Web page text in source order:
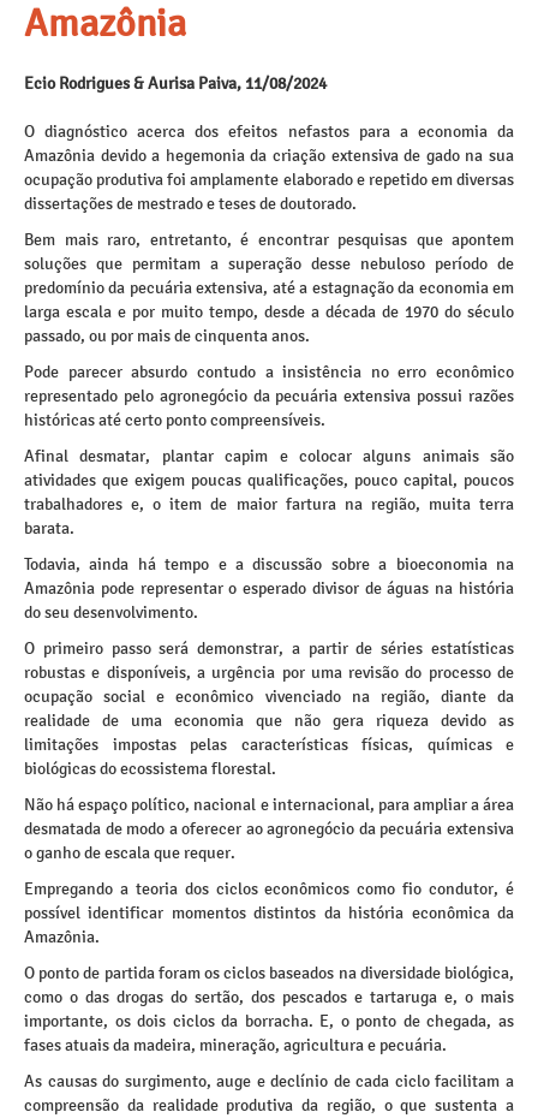
Amazônia
Ecio Rodrigues & Aurisa Paiva, 11/08/2024
O diagnóstico acerca dos efeitos nefastos para a economia da
Amazônia devido a hegemonia da criação extensiva de gado na sua
ocupação produtiva foi amplamente elaborado e repetido em diversas
dissertações de mestrado e teses de doutorado.
Bem mais raro, entretanto, é encontrar pesquisas que apontem
soluções que permitam a superação desse nebuloso período de
predomínio da pecuária extensiva, até a estagnação da economia em
larga escala e por muito tempo, desde a década de 1970 do século
passado, ou por mais de cinquenta anos.
Pode parecer absurdo contudo a insistência no erro econômico
representado pelo agronegócio da pecuária extensiva possui razões
históricas até certo ponto compreensíveis.
Afinal desmatar, plantar capim e colocar alguns animais são
atividades que exigem poucas qualificações, pouco capital, poucos
trabalhadores e, o item de maior fartura na região, muita terra
barata.
Todavia, ainda há tempo e a discussão sobre a bioeconomia na
Amazônia pode representar o esperado divisor de águas na história
do seu desenvolvimento.
O primeiro passo será demonstrar, a partir de séries estatísticas
robustas e disponíveis, a urgência por uma revisão do processo de
ocupação social e econômico vivenciado na região, diante da
realidade de uma economia que não gera riqueza devido as
limitações impostas pelas características físicas, químicas e
biológicas do ecossistema florestal.
Não há espaço político, nacional e internacional, para ampliar a área
desmatada de modo a oferecer ao agronegócio da pecuária extensiva
o ganho de escala que requer.
Empregando a teoria dos ciclos econômicos como fio condutor, é
possível identificar momentos distintos da história econômica da
Amazônia.
O ponto de partida foram os ciclos baseados na diversidade biológica,
como o das drogas do sertão, dos pescados e tartaruga e, o mais
importante, os dois ciclos da borracha. E, o ponto de chegada, as
fases atuais da madeira, mineração, agricultura e pecuária.
As causas do surgimento, auge e declínio de cada ciclo facilitam a
compreensão da realidade produtiva da região, o que sustenta a